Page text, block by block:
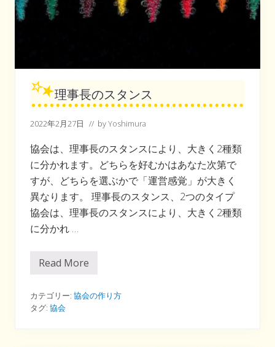
理事長のスタンス
2022年2月27日 // byYoshimura
協会は、理事長のスタンスにより、大きく2種類
に分かれます。どちらを好むかはあなた次第で
すが、どちらを選ぶかで「運営感覚」が大きく
異なります。 理事長のスタンス、2つのタイプ
協会は、理事長のスタンスにより、大きく2種類
に分かれ …
理
の
ス
タ
Read More
カテゴリー: 協会の作り方
タグ: 協会